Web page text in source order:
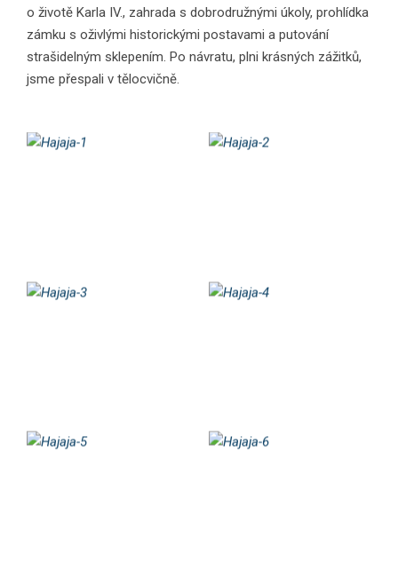
o životě Karla IV., zahrada s dobrodružnými úkoly, prohlídka
zámku s oživlými historickými postavami a putování
strašidelným sklepením. Po návratu, plni krásných zážitků,
jsme přespali v tělocvičně.